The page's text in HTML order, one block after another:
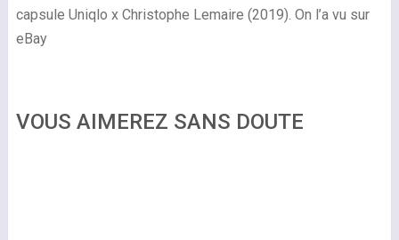
capsule Uniqlo x Christophe Lemaire (2019). On l’a vu sur
eBay
VOUS AIMEREZ SANS DOUTE